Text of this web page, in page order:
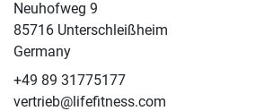
Neuhofweg 9
85716 Unterschleißheim
Germany
+49 89 31775177
vertrieb@lifefitness.com